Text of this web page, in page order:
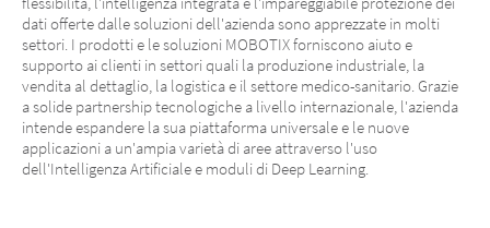
dati offerte dalle soluzioni dell'azienda sono apprezzate in molti
settori. I prodotti e le soluzioni MOBOTIX forniscono aiuto e
supporto ai clienti in settori quali la produzione industriale, la
vendita al dettaglio, la logistica e il settore medico-sanitario. Grazie
a solide partnership tecnologiche a livello internazionale, l'azienda
intende espandere la sua piattaforma universale e le nuove
applicazioni a un'ampia varietà di aree attraverso l'uso
dell'Intelligenza Artificiale e moduli di Deep Learning.